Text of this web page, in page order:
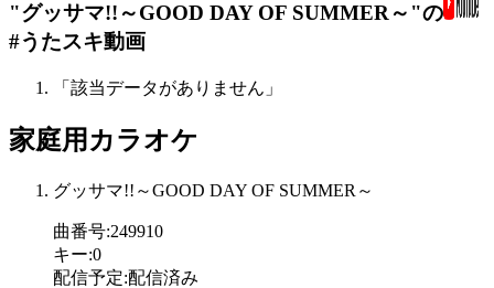
"グッサマ!!～GOOD DAY OF SUMMER～"の
#うたスキ動画
「該当データがありません」
家庭用カラオケ
グッサマ!!～GOOD DAY OF SUMMER～
曲番号:249910
キー:0
配信予定:配信済み